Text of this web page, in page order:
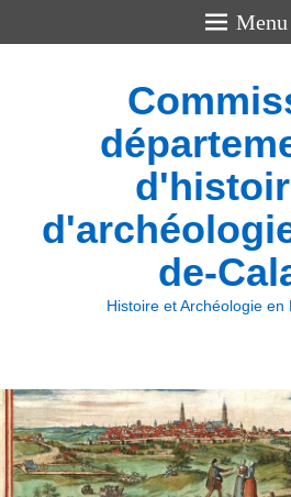
Menu
de-
Histoire et Archéologie en